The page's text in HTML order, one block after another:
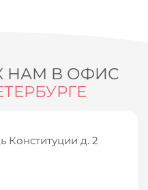
НАМ В ОФИС
Конституции д. 2